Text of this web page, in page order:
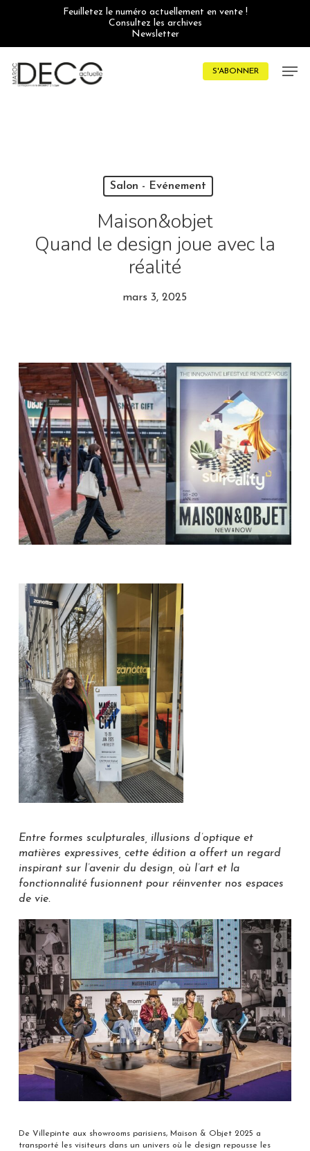
Feuilletez le numéro actuellement en vente !
Consultez les archives
Newsletter
S'ABONNER
Salon - Evénement
Maison&objet
Quand le design joue avec la
réalité
mars 3, 2025
Entre formes sculpturales, illusions d’optique et
matières expressives, cette édition a offert un regard
inspirant sur l’avenir du design, où l’art et la
fonctionnalité fusionnent pour réinventer nos espaces
de vie.
De Villepinte aux showrooms parisiens, Maison & Objet 2025 a
transporté les visiteurs dans un univers où le design repousse les